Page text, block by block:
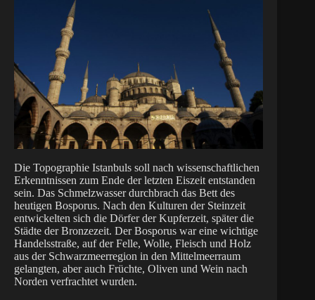
Die Topographie Istanbuls soll nach wissenschaftlichen
Erkenntnissen zum Ende der letzten Eiszeit entstanden
sein. Das Schmelzwasser durchbrach das Bett des
heutigen Bosporus. Nach den Kulturen der Steinzeit
entwickelten sich die Dörfer der Kupferzeit, später die
Städte der Bronzezeit. Der Bosporus war eine wichtige
Handelsstraße, auf der Felle, Wolle, Fleisch und Holz
aus der Schwarzmeerregion in den Mittelmeerraum
gelangten, aber auch Früchte, Oliven und Wein nach
Norden verfrachtet wurden.